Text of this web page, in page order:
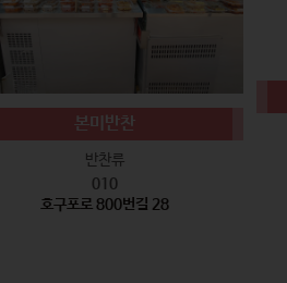
본미반찬
반찬류
010
호구포로 800번길 28